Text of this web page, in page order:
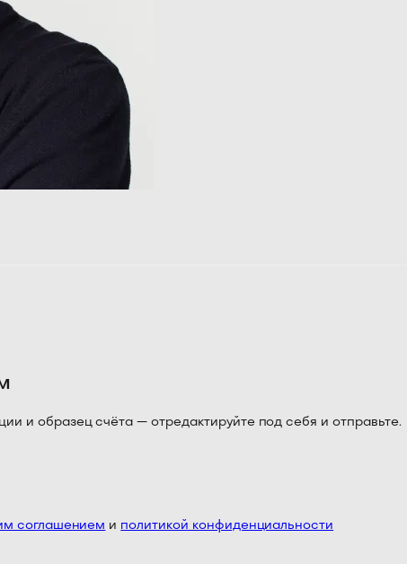
и образец счёта — отредактируйте под себя и отправьте.
соглашением и политикой конфиденциальности